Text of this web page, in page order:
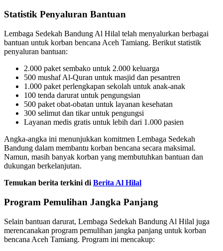
Statistik Penyaluran Bantuan
Lembaga Sedekah Bandung Al Hilal telah menyalurkan berbagai
bantuan untuk korban bencana Aceh Tamiang. Berikut statistik
penyaluran bantuan:
2.000 paket sembako untuk 2.000 keluarga
500 mushaf Al-Quran untuk masjid dan pesantren
1.000 paket perlengkapan sekolah untuk anak-anak
100 tenda darurat untuk pengungsian
500 paket obat-obatan untuk layanan kesehatan
300 selimut dan tikar untuk pengungsi
Layanan medis gratis untuk lebih dari 1.000 pasien
Angka-angka ini menunjukkan komitmen Lembaga Sedekah
Bandung dalam membantu korban bencana secara maksimal.
Namun, masih banyak korban yang membutuhkan bantuan dan
dukungan berkelanjutan.
Temukan berita terkini di Berita Al Hilal
Program Pemulihan Jangka Panjang
Selain bantuan darurat, Lembaga Sedekah Bandung Al Hilal juga
merencanakan program pemulihan jangka panjang untuk korban
bencana Aceh Tamiang. Program ini mencakup: